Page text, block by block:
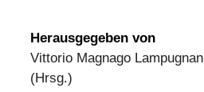
Herausgegeben von
Vittorio Magnago
(Hrsg.)